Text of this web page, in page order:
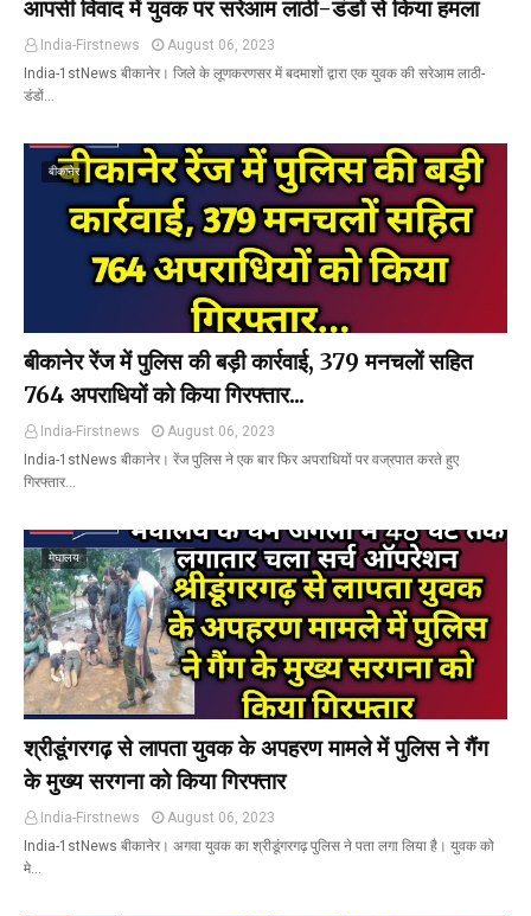
आपसी विवाद में युवक पर सरेआम लाठी-डंडों से किया हमला
India-Firstnews
August 06, 2023
India-1stNews बीकानेर। जिले के लूणकरणसर में बदमाशों द्वारा एक युवक की सरेआम लाठी-
डंडों…
बीकानेर
बीकानेर रेंज में पुलिस की बड़ी कार्रवाई, 379 मनचलों सहित
764 अपराधियों को किया गिरफ्तार...
India-Firstnews
August 06, 2023
India-1stNews बीकानेर। रेंज पुलिस ने एक बार फिर अपराधियों पर वज्रपात करते हुए
गिरफ्तार…
मेघालय
श्रीडूंगरगढ़ से लापता युवक के अपहरण मामले में पुलिस ने गैंग
के मुख्य सरगना को किया गिरफ्तार
India-Firstnews
August 06, 2023
India-1stNews बीकानेर। अगवा युवक का श्रीडूंगरगढ़ पुलिस ने पता लगा लिया है। युवक को
मे…